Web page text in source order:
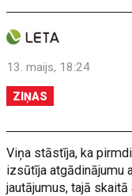
13. maijs, 18:24
ZIŅAS
Viņa stāstīja, ka
izsūtīja atgādinājumu
jautājumus, tajā